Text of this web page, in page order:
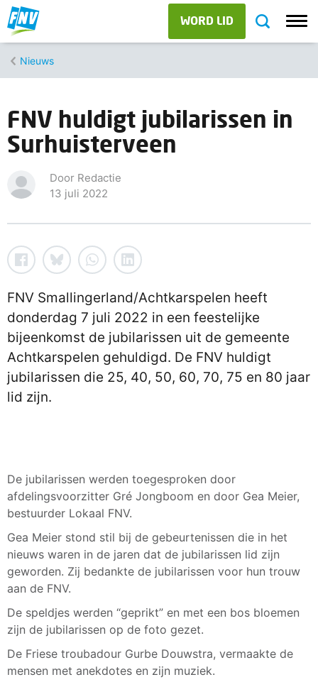
WORD LID
Nieuws
FNV huldigt jubilarissen in
Surhuisterveen
Door Redactie
13 juli 2022
FNV Smallingerland/Achtkarspelen heeft
donderdag 7 juli 2022 in een feestelijke
bijeenkomst de jubilarissen uit de gemeente
Achtkarspelen gehuldigd. De FNV huldigt
jubilarissen die 25, 40, 50, 60, 70, 75 en 80 jaar
lid zijn.
De jubilarissen werden toegesproken door
afdelingsvoorzitter Gré Jongboom en door Gea Meier,
bestuurder Lokaal FNV.
Gea Meier stond stil bij de gebeurtenissen die in het
nieuws waren in de jaren dat de jubilarissen lid zijn
geworden. Zij bedankte de jubilarissen voor hun trouw
aan de FNV.
De speldjes werden “geprikt” en met een bos bloemen
zijn de jubilarissen op de foto gezet.
De Friese troubadour Gurbe Douwstra, vermaakte de
mensen met anekdotes en zijn muziek.